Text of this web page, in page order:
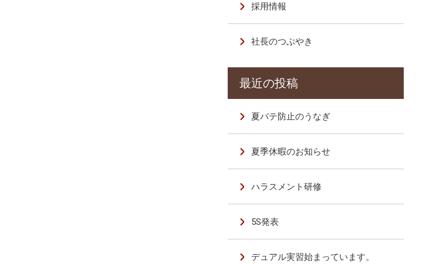
採用情報
社長のつぶやき
夏バテ防止のうなぎ
夏季休暇のお知らせ
ハラスメント研修
5S発表
デュアル実習始まっています。